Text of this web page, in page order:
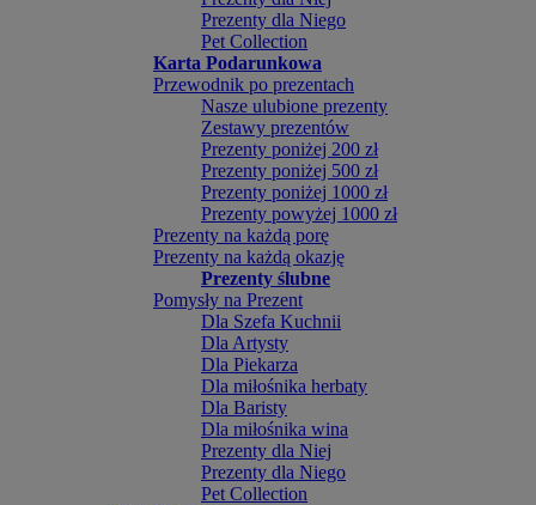
Prezenty dla Niego
Pet Collection
Karta Podarunkowa
Przewodnik po prezentach
Nasze ulubione prezenty
Zestawy prezentów
Prezenty poniżej 200 zł
Prezenty poniżej 500 zł
Prezenty poniżej 1000 zł
Prezenty powyżej 1000 zł
Prezenty na każdą porę
Prezenty na każdą okazję
Prezenty ślubne
Pomysły na Prezent
Dla Szefa Kuchnii
Dla Artysty
Dla Piekarza
Dla miłośnika herbaty
Dla Baristy
Dla miłośnika wina
Prezenty dla Niej
Prezenty dla Niego
Pet Collection